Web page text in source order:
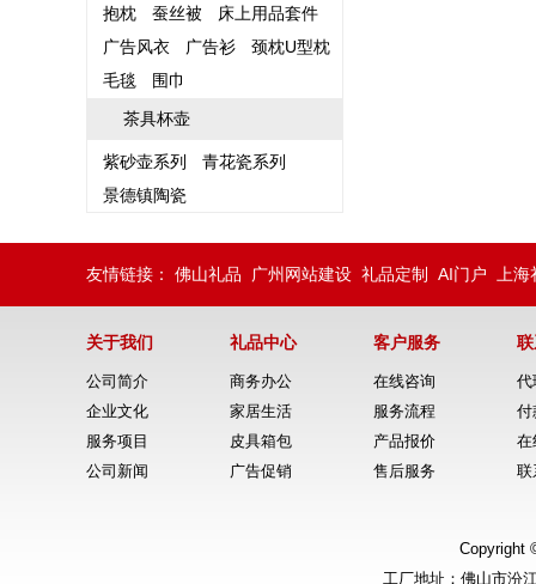
抱枕 蚕丝被
床上用品套件
广告风衣
广告衫
颈枕U型枕
毛毯
围巾
茶具杯壶
紫砂壶系列
青花瓷系列
景德镇陶瓷
友情链接： 佛山礼品 广州网站建设 礼品定制 AI门户 上
关于我们
公司简介
企业文化
服务项目
公司新闻
礼品中心
商务办公
家居生活
皮具箱包
广告促销
客户服务
在线咨询
服务流程
产品报价
售后服务
代
付
在
联
Copyright
工厂地址：佛山市汾